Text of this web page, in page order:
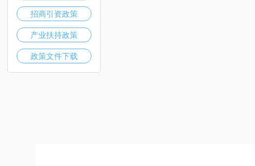
招商引资政策
产业扶持政策
政策文件下载